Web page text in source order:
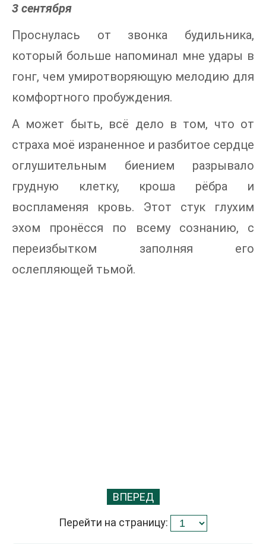
3 сентября
Проснулась от звонка будильника,
который больше напоминал мне удары в
гонг, чем умиротворяющую мелодию для
комфортного пробуждения.
А может быть, всё дело в том, что от
страха моё израненное и разбитое сердце
оглушительным биением разрывало
грудную клетку, кроша рёбра и
воспламеняя кровь. Этот стук глухим
эхом пронёсся по всему сознанию, с
переизбытком заполняя его
ослепляющей тьмой.
ВПЕРЕД
Перейти на страницу: